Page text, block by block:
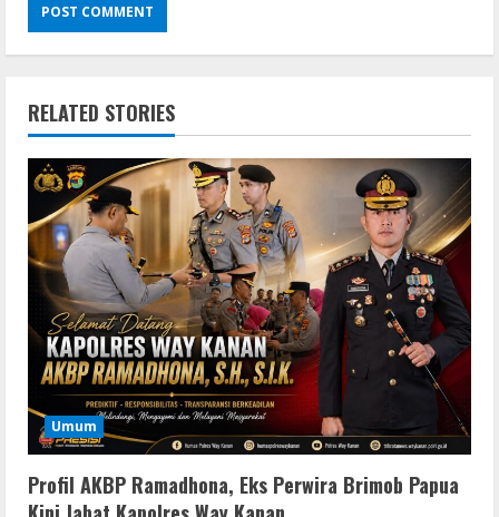
RELATED STORIES
Umum
Profil AKBP Ramadhona, Eks Perwira Brimob Papua